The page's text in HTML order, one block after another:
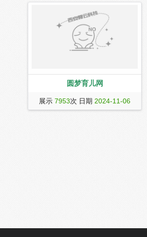
圆梦育儿网
圆梦育儿网专业提供国内外试管医院、
展示 7953次 日期 2024-11-06